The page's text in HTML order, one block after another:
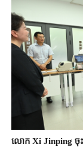
លោក Xi Jinping ចុះ